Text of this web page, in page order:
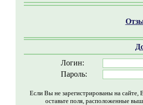
Логин:
Пароль:
Если Вы не зарегистрированы на
оставьте поля, расположенные